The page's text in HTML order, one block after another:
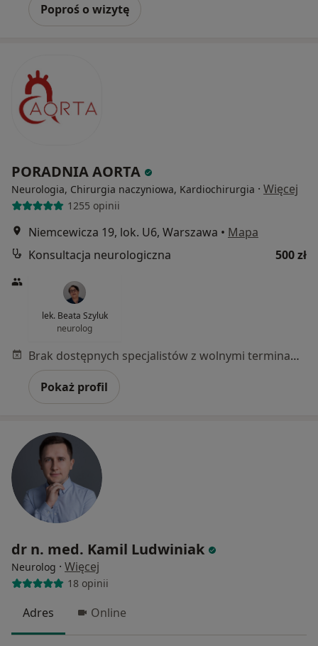
Poproś o wizytę
PORADNIA AORTA
Neurologia, Chirurgia naczyniowa, Kardiochirurgia · Więcej
1255 opinii
Niemcewicza 19, lok. U6, Warszawa • Mapa
Konsultacja neurologiczna
500 zł
lek. Beata Szyluk
neurolog
Brak dostępnych specjalistów z wolnymi terminami w tym centrum medycznym.
Pokaż profil
dr n. med. Kamil Ludwiniak
Neurolog · Więcej
18 opinii
Adres Online